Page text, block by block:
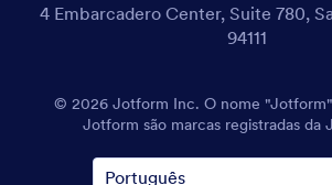
4 Embarcadero Center, Suite 780,
94111
© 2026 Jotform Inc. O nome
Jotform são marcas registradas da